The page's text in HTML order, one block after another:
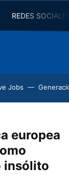
REDES
Jobs
europea
insólito